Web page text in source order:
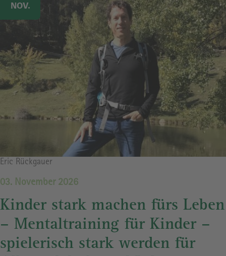
Bildrechte
Eric Rückgauer
03. November 2026
Kinder stark machen fürs Leben
– Mentaltraining für Kinder –
spielerisch stark werden für
NOV.